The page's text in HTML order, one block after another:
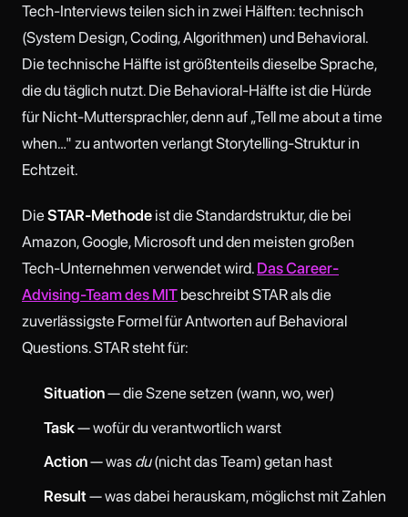
Tech-Interviews teilen sich in zwei Hälften: technisch
(System Design, Coding, Algorithmen) und Behavioral.
Die technische Hälfte ist größtenteils dieselbe Sprache,
die du täglich nutzt. Die Behavioral-Hälfte ist die Hürde
für Nicht-Muttersprachler, denn auf „Tell me about a time
when…" zu antworten verlangt Storytelling-Struktur in
Echtzeit.
DieSTAR-Methode ist die Standardstruktur, die bei
Amazon, Google, Microsoft und den meisten großen
Tech-Unternehmen verwendet wird. Das Career-
Advising-Team des MIT beschreibt STAR als die
zuverlässigste Formel für Antworten auf Behavioral
Questions. STAR steht für:
Situation— die Szene setzen (wann, wo, wer)
Task— wofür du verantwortlich warst
Action— was du(nicht das Team) getan hast
Result— was dabei herauskam, möglichst mit Zahlen